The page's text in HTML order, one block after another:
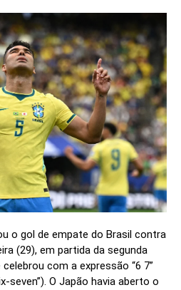
o gol de empate do Brasil contra
(29), em partida da segunda
com a expressão “6 7”
seven”). O Japão havia aberto o